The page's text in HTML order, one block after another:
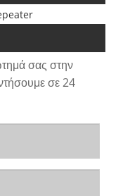
σας στην
σε 24